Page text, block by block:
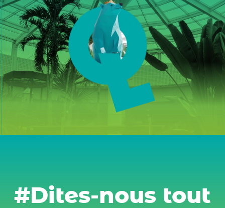
#Dites-nous tout